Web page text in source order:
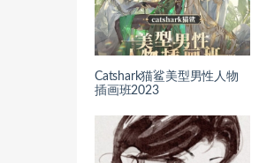
Catshark猫鲨美型男性人物
插画班2023